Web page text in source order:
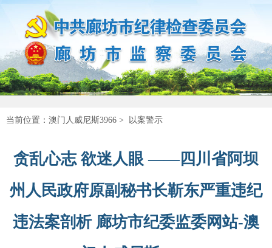
当前位置： 澳门人威尼斯3966 > 以案警示
贪乱心志 欲迷人眼 ——四川省阿坝
州人民政府原副秘书长靳东严重违纪
违法案剖析 廊坊市纪委监委网站-澳